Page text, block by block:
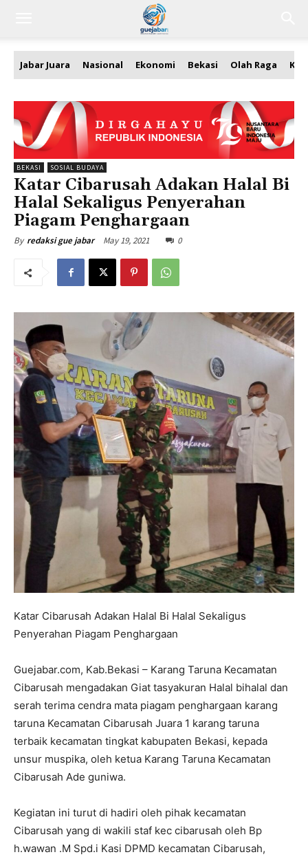
Jabar Juara Nasional Ekonomi Bekasi Olah Raga
BEKASI SOSIAL BUDAYA
Katar Cibarusah Adakan Halal Bi
Halal Sekaligus Penyerahan
Piagam Penghargaan
By redaksi gue jabar May 19, 2021 0
Katar Cibarusah Adakan Halal Bi Halal Sekaligus
Penyerahan Piagam Penghargaan
Guejabar.com, Kab.Bekasi – Karang Taruna Kecamatan
Cibarusah mengadakan Giat tasyakuran Halal bihalal dan
serah terima cendra mata piagam penghargaan karang
taruna Kecamatan Cibarusah Juara 1 karang taruna
terbaik kecamatan tingkat kabupaten Bekasi, kepada
unsur muspika, oleh ketua Karang Taruna Kecamatan
Cibarusah Ade guniwa.
Kegiatan ini turut di hadiri oleh pihak kecamatan
Cibarusah yang di wakili staf kec cibarusah oleh Bp
h.wawan .M Spd.i Kasi DPMD kecamatan Cibarusah,